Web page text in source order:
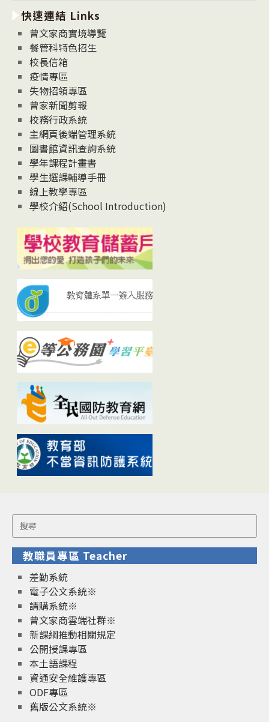
消
息
News
快速連結 Links
曾文家商實境導覽
餐管科特色招生
校長信箱
疫情專區
失物招領專區
曾家新聞剪報
校務行政系統
主網頁後端管理系統
圖書館資訊查詢系統
學年課程計畫書
學生選課輔導手冊
線上教學專區
學校介紹(School Introduction)
Search
for:
教職員專區 Teacher
差勤系統
電子公文系統※
請購系統※
曾文家商雲端社群※
新課綱推動相關規定
公開授課專區
本土語課程
資通安全維護專區
ODF專區
舊版公文系統※